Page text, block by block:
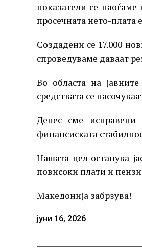
показатели се
просечната нето-плата
Создадени се 17.000
спроведуваме даваат
Во областа на
средствата се
Денес сме
финансиската
Нашата цел останува
повисоки плати и
Македонија забрзува!
јуни 16, 2026